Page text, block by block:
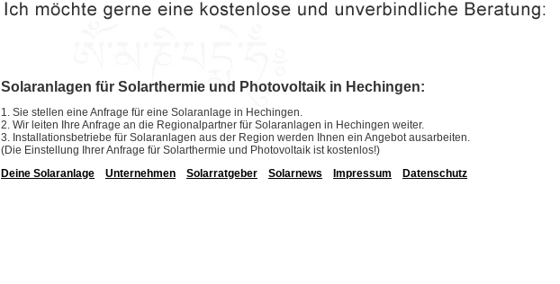
Solaranlagen für Solarthermie und Photovoltaik in Hechingen:
1. Sie stellen eine Anfrage für eine Solaranlage in Hechingen.
2. Wir leiten Ihre Anfrage an die Regionalpartner für Solaranlagen in Hechingen weiter.
3. Installationsbetriebe für Solaranlagen aus der Region werden Ihnen ein Angebot ausarbeiten.
(Die Einstellung Ihrer Anfrage für Solarthermie und Photovoltaik ist kostenlos!)
Deine Solaranlage
Unternehmen Solarratgeber Solarnews Impressum Datenschutz